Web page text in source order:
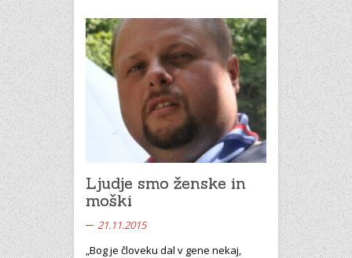
Ljudje smo ženske in
moški
21.11.2015
„Bog je človeku dal v gene nekaj,